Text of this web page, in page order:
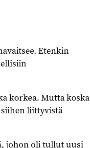
Etenkin
korkea. Mutta koska
liittyvistä
johon oli tullut uusi